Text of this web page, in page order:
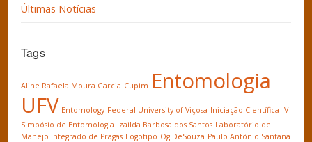
Últimas Notícias
Tags
Aline Rafaela Moura Garcia Cupim Entomologia
UFV Entomology Federal University of Viçosa Iniciação Científica IV
Simpósio de Entomologia Izailda Barbosa dos Santos Laboratório de
Manejo Integrado de Pragas Logotipo Og DeSouza Paulo Antônio Santana